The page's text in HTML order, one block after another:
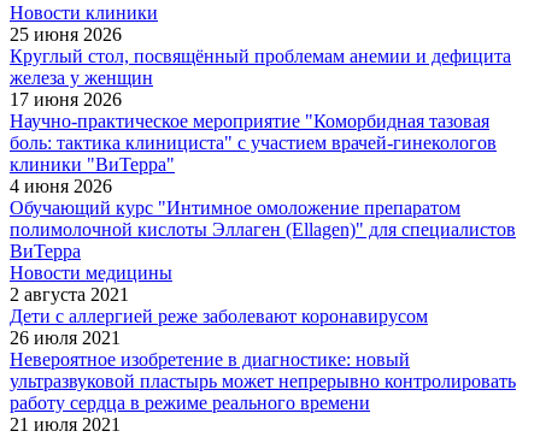
Новости клиники
25 июня 2026
Круглый стол, посвящённый проблемам анемии и дефицита
железа у женщин
17 июня 2026
Научно-практическое мероприятие "Коморбидная тазовая
боль: тактика клинициста" с участием врачей-гинекологов
клиники "ВиТерра"
4 июня 2026
Обучающий курс "Интимное омоложение препаратом
полимолочной кислоты Эллаген (Ellagen)" для специалистов
ВиТерра
Новости медицины
2 августа 2021
Дети с аллергией реже заболевают коронавирусом
26 июля 2021
Невероятное изобретение в диагностике: новый
ультразвуковой пластырь может непрерывно контролировать
работу сердца в режиме реального времени
21 июля 2021